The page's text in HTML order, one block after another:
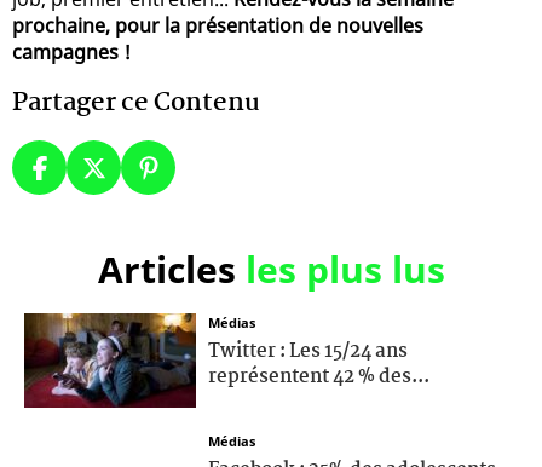
prochaine, pour la présentation de nouvelles
campagnes !
Partager ce Contenu
Articles les plus lus
Médias
Twitter : Les 15/24 ans
représentent 42 % des...
Médias